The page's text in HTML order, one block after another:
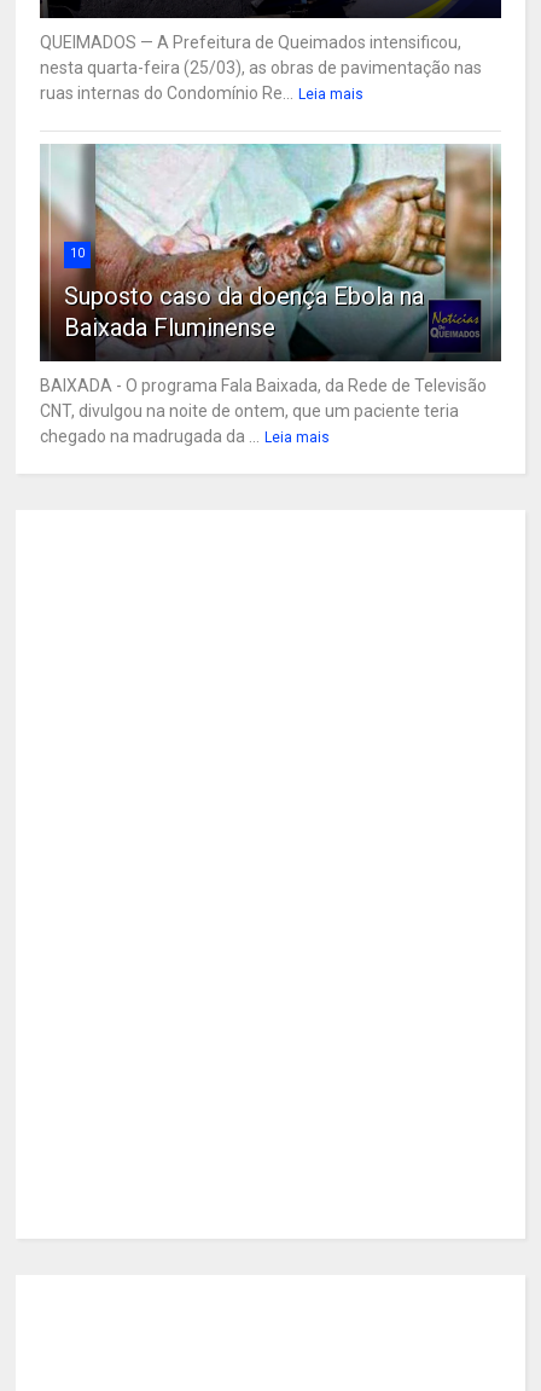
QUEIMADOS — A Prefeitura de Queimados intensificou,
nesta quarta-feira (25/03), as obras de pavimentação nas
ruas internas do Condomínio Re...
Leia mais
10
Suposto caso da doença Ebola na
Baixada Fluminense
BAIXADA - O programa Fala Baixada, da Rede de Televisão
CNT, divulgou na noite de ontem, que um paciente teria
chegado na madrugada da ...
Leia mais